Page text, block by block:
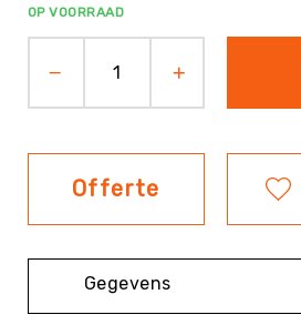
Fitness
Sportvloeren
Floorball
Golf
Honk-
&
OP VOORRAAD
Offerte
Gegevens